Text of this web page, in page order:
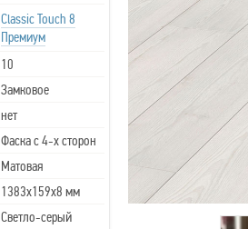
Classic Touch 8
Премиум
10
Замковое
нет
Фаска с 4-х сторон
Матовая
1383х159х8 мм
Светло-серый